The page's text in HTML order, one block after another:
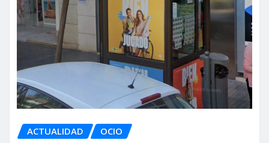
ACTUALIDAD OCIO